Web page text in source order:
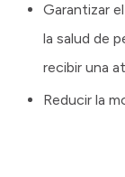
Garantizar
la salud de
recibir una
Reducir la